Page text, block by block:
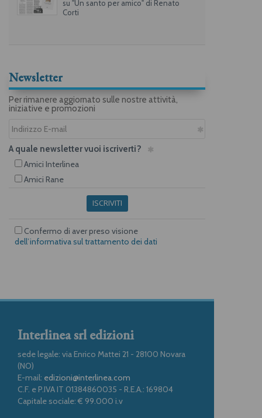
su "Un santo per amico" di Renato
Corti
Newsletter
Per rimanere aggiornato sulle nostre attività,
iniziative e promozioni
A quale newsletter vuoi iscriverti?
Amici Interlinea
Amici Rane
ISCRIVITI
Confermo di aver preso visione
dell’informativa sul trattamento dei dati
Interlinea srl edizioni
sede legale: via Enrico Mattei 21 - 28100 Novara
(NO)
E-mail: edizioni@interlinea.com
C.F. e P.IVA IT 01384860035 - R.E.A.: 169804
Capitale sociale: € 99.000 i.v